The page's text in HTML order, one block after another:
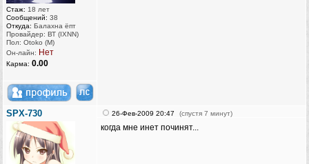
Стаж: 18 лет
Сообщений: 38
Откуда: Балахна ёпт
Провайдер: ВТ (IXNN)
Пол: Otoko (M)
Он-лайн: Нет
Карма: 0.00
SPX-730 26-Фев-2009 20:47 (спустя 7 минут)
когда мне инет починят...